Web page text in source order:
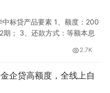
标贷产品要素 1、额度：200
； 3、还款方式：等额本息
； 风险档：0.95%—
2.7K
企贷高额度，全线上自